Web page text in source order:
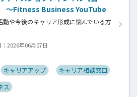
～Fitness Business YouTube
～
動や今後のキャリア形成に悩んでいる方
開設の記念すべき第１回目は「フィッ
キャリア相談」です。
ただいた実際のご相談をYouTubeで紹
視聴しながら学べる内容となっておりま
2026年06月07日
キャリアアップ
キャリア相談窓口
ス